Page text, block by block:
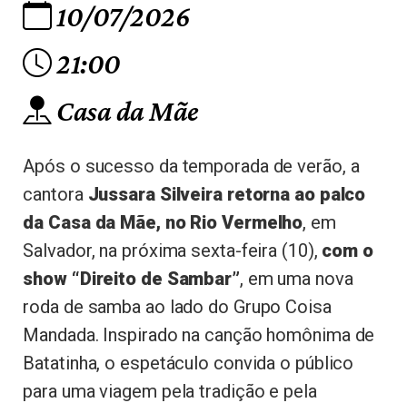
10/07/2026
21:00
Casa da Mãe
Após o sucesso da temporada de verão, a
cantora Jussara Silveira retorna ao palco
da Casa da Mãe, no Rio Vermelho, em
Salvador, na próxima sexta-feira (10), com o
show “Direito de Sambar”, em uma nova
roda de samba ao lado do Grupo Coisa
Mandada. Inspirado na canção homônima de
Batatinha, o espetáculo convida o público
para uma viagem pela tradição e pela